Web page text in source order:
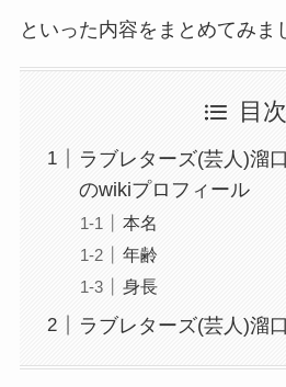
といった内容をまとめてみま
目次
ラブレターズ(芸人)溜
のwikiプロフィール
本名
年齢
身長
ラブレターズ(芸人)溜